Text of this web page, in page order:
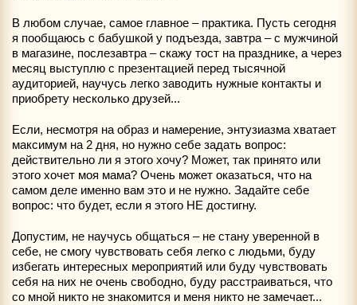
В любом случае, самое главное – практика. Пусть сегодня
я пообщаюсь с бабушкой у подъезда, завтра – с мужчиной
в магазине, послезавтра – скажу тост на празднике, а через
месяц выступлю с презентацией перед тысячной
аудиторией, научусь легко заводить нужные контакты и
приобрету несколько друзей...
Если, несмотря на образ и намерение, энтузиазма хватает
максимум на 2 дня, но нужно себе задать вопрос:
действительно ли я этого хочу? Может, так принято или
этого хочет моя мама? Очень может оказаться, что на
самом деле именно вам это и не нужно. Задайте себе
вопрос: что будет, если я этого НЕ достигну.
Допустим, не научусь общаться – не стану уверенной в
себе, не смогу чувствовать себя легко с людьми, буду
избегать интересных мероприятий или буду чувствовать
себя на них не очень свободно, буду расстраиваться, что
со мной никто не знакомится и меня никто не замечает...